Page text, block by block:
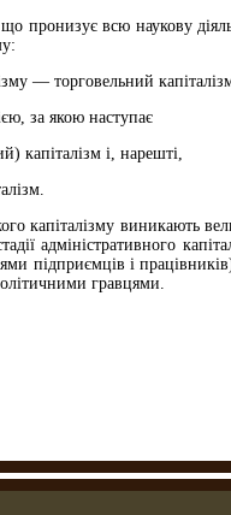
що пронизує всю наукову
— торговельний
за якою наступає
капіталізм і, нарешті,
капіталізму виникають
адміністративного
підприємців і
гравцями.